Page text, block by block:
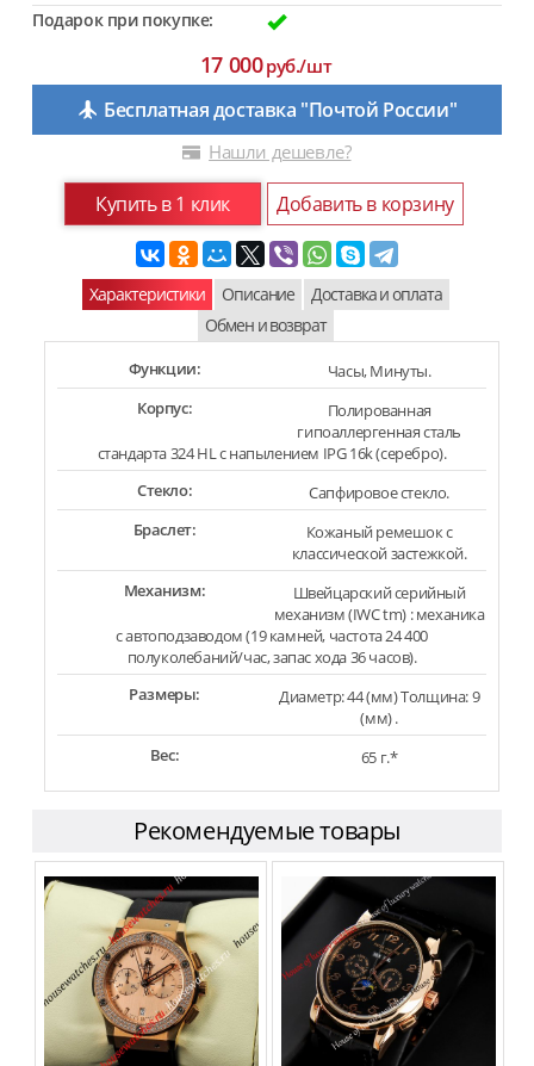
Подарок при покупке:
17 000руб./шт
Бесплатная доставка "Почтой России"
Нашли дешевле?
Купить в 1 клик Добавить в корзину
Характеристики Описание
Доставка и оплата
Обмен и возврат
Функции:
Часы, Минуты.
Корпус:
Полированная
гипоаллергенная сталь
стандарта 324 HL с напылением IPG 16k (серебро).
Стекло:
Сапфировое стекло.
Браслет:
Кожаный ремешок с
классической застежкой.
Механизм:
Швейцарский серийный
механизм (IWC tm) : механика
с автоподзаводом (19 камней, частота 24 400
полуколебаний/час, запас хода 36 часов).
Размеры:
Диаметр: 44 (мм) Толщина: 9
(мм) .
Вес:
65 г.*
Рекомендуемые товары